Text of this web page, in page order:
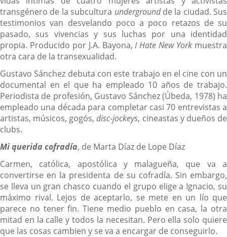
transgénero de la subcultura undergroundde la ciudad. Sus
testimonios van desvelando poco a poco retazos de su
pasado, sus vivencias y sus luchas por una identidad
propia. Producido por J.A. Bayona,I Hate New York muestra
otra cara de la transexualidad.
Gustavo Sánchez debuta con este trabajo en el cine con un
documental en el que ha empleado 10 años de trabajo.
Periodista de profesión, Gustavo Sánchez (Úbeda, 1978) ha
empleado una década para completar casi 70 entrevistas a
artistas, músicos, gogós,disc-jockeys, cineastas y dueños de
clubs.
Mi querida cofradía, de Marta Díaz de Lope Díaz
Carmen, católica, apostólica y malagueña, que va a
convertirse en la presidenta de su cofradía. Sin embargo,
se lleva un gran chasco cuando el grupo elige a Ignacio, su
máximo rival. Lejos de aceptarlo, se mete en un lío que
parece no tener fin. Tiene medio pueblo en casa, la otra
mitad en la calle y todos la necesitan. Pero ella solo quiere
que las cosas cambien y se va a encargar de conseguirlo.